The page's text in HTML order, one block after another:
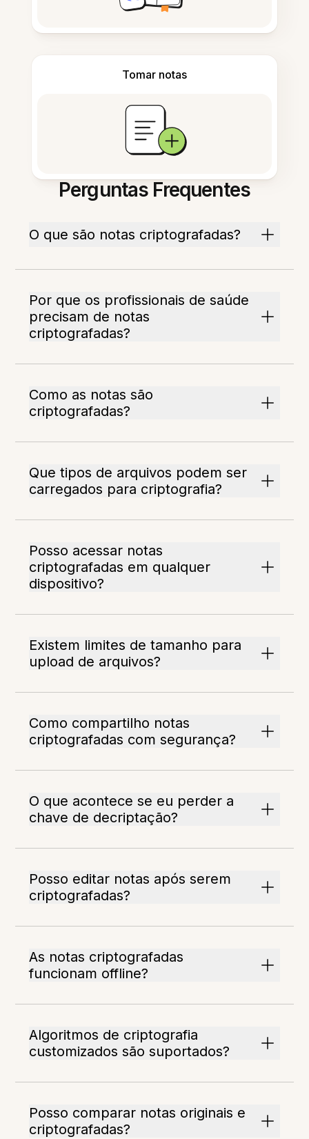
Tomar notas
Perguntas Frequentes
O que são notas criptografadas?
Por que os profissionais de saúde
precisam de notas
criptografadas?
Como as notas são
criptografadas?
Que tipos de arquivos podem ser
carregados para criptografia?
Posso acessar notas
criptografadas em qualquer
dispositivo?
Existem limites de tamanho para
upload de arquivos?
Como compartilho notas
criptografadas com segurança?
O que acontece se eu perder a
chave de decriptação?
Posso editar notas após serem
criptografadas?
As notas criptografadas
funcionam offline?
Algoritmos de criptografia
customizados são suportados?
Posso comparar notas originais e
criptografadas?